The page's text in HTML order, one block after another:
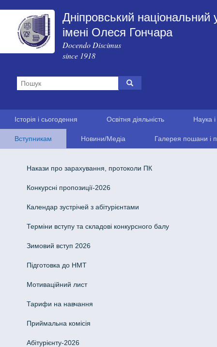
Дніпровський національний
імені Олеся Гончара
Docendo Discimus
since 1918
Історія і сьогодення Освітня діяльність Наука
Вступникам Новини/Медіа Галерея пошани і
Накази про зарахування, протоколи ПК
Конкурсні пропозиції-2026
Календар зустрічей з абітурієнтами
Терміни вступу та складові конкурсного балу
Зимовий вступ 2026
Підготовка до НМТ
Мотиваційний лист
Тарифи на навчання
Приймальна комісія
Абітурієнту-2026